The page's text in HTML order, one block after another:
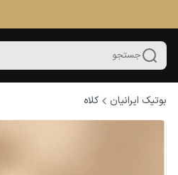
جستجو
بوتیک ایرانیان کلاه